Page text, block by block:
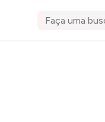
Buscar